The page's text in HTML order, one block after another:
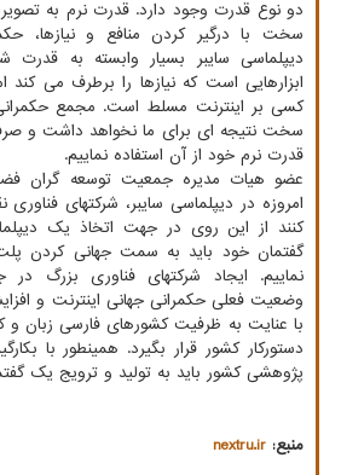
دو نوع قدرت وجود دارد. قدرت نرم به
سخت با درگیر کردن منافع و نیازها،
دیپلماسی سایبر بسیار وابسته به قدرت
ابزارهایی است که نیازها را برطرف می
کسی بر اینترنت مسلط است. مجمع
سخت نتیجه ای برای ما نخواهد داشت و
قدرت نرم خود از آن استفاده نماییم.
عضو هیات مدیره جمعیت توسعه گران
امروزه در دیپلماسی سایبر، شرکتهای
کنند از این روی در جهت اتخاذ یک
گفتمان خود باید به سمت جهانی کردن
نماییم. ایجاد شرکتهای فناوری بزرگ
وضعیت فعلی حکمرانی جهانی اینترنت و
با عنایت به ظرفیت کشورهای فارسی زبان و
دستورکار کشور قرار بگیرد. همینطور با
پژوهشی کشور باید به تولید و ترویج یک
منبع: nextru.ir